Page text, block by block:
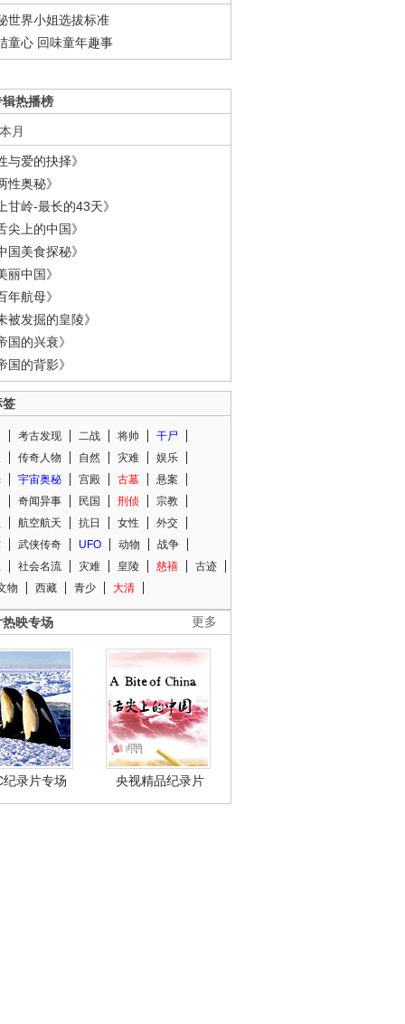
世界小姐选拔标准
童心 回味童年趣事
热播榜
本月
与爱的抉择》
性奥秘》
甘岭-最长的43天》
尖上的中国》
国美食探秘》
丽中国》
年航母》
被发掘的皇陵》
国的兴衰》
国的背影》
签
考古发现 二战 将帅
干尸
传奇人物 自然 灾难
娱乐
宇宙奥秘 宫殿 古墓
悬案
奇闻异事 民国 刑侦
宗教
航空航天 抗日 女性
外交
武侠传奇 UFO 动物
战争
社会名流 灾难 皇陵 慈禧
古迹
物
西藏 青少 大清
更多
映专场
纪录片专场 央视精品纪录片